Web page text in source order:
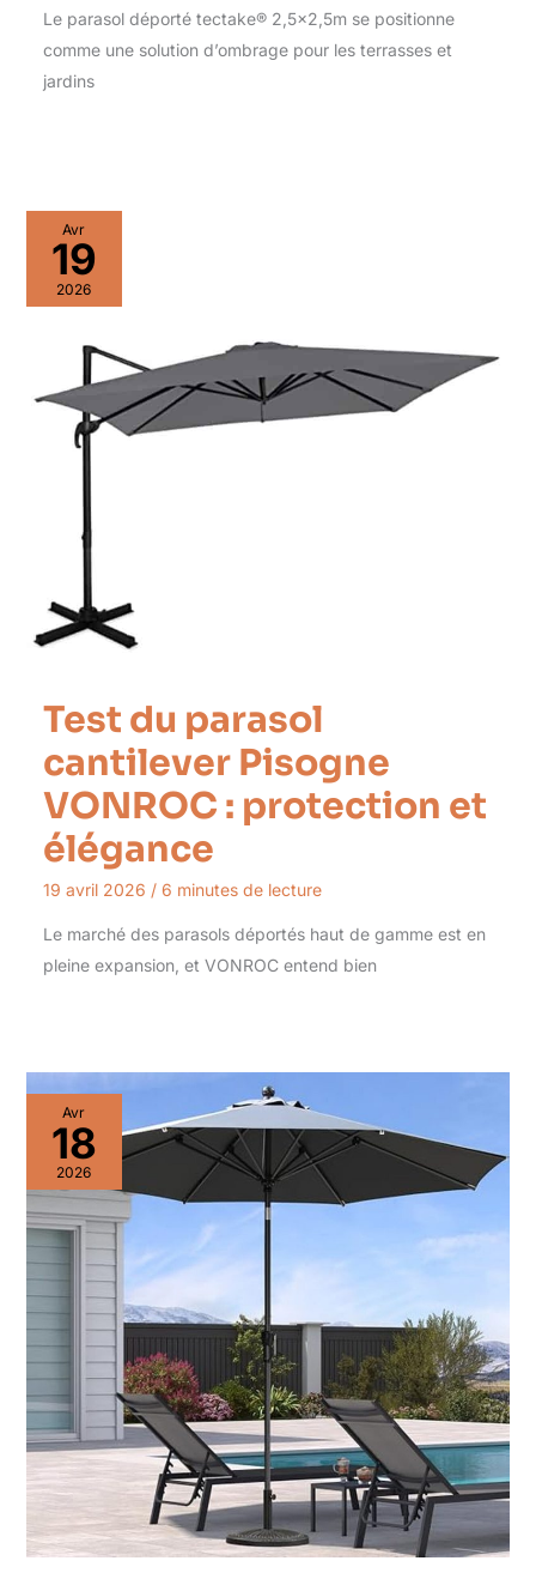
Le parasol déporté tectake® 2,5×2,5m se positionne
comme une solution d’ombrage pour les terrasses et
jardins
Avr
19
2026
Test du parasol
cantilever Pisogne
VONROC : protection et
élégance
19 avril 2026 / 6 minutes de lecture
Le marché des parasols déportés haut de gamme est en
pleine expansion, et VONROC entend bien
Avr
18
2026